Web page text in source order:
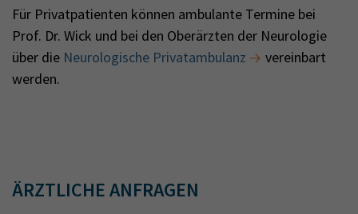
Für Privatpatienten können ambulante Termine bei
Prof. Dr. Wick und bei den Oberärzten der Neurologie
über die Neurologische Privatambulanz
vereinbart
werden.
ÄRZTLICHE ANFRAGEN